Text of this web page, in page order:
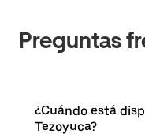
Preguntas
¿Cuándo está
Tezoyuca?